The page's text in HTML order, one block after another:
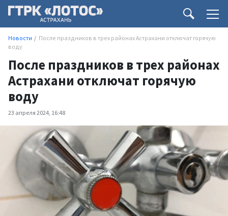
Новости
После праздников в трех районах Астрахани отключат горячую
воду
После праздников в трех районах
Астрахани отключат горячую
воду
23 апреля 2024, 16:48